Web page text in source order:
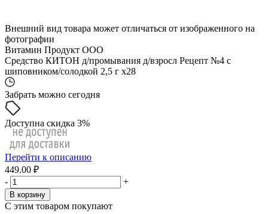
Внешний вид товара может отличаться от изображенного на
фотографии
Витамин Продукт ООО
Средство КИТОН д/промывания д/взросл Рецепт №4 с
шиповником/солодкой 2,5 г x28
Забрать можно сегодня
Доступна скидка 3%
Перейти к описанию
449.00 ₽
-
+
В корзину
С этим товаром покупают